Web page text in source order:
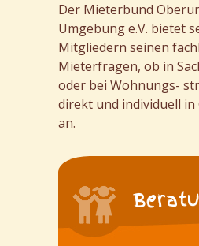
Galerien
Kontakt
Der Mieterbund
Umgebung e.V. bietet
Mitgliedern seinen
Mieterfragen, ob in
oder bei Wohnungs-
direkt und individuell
an.